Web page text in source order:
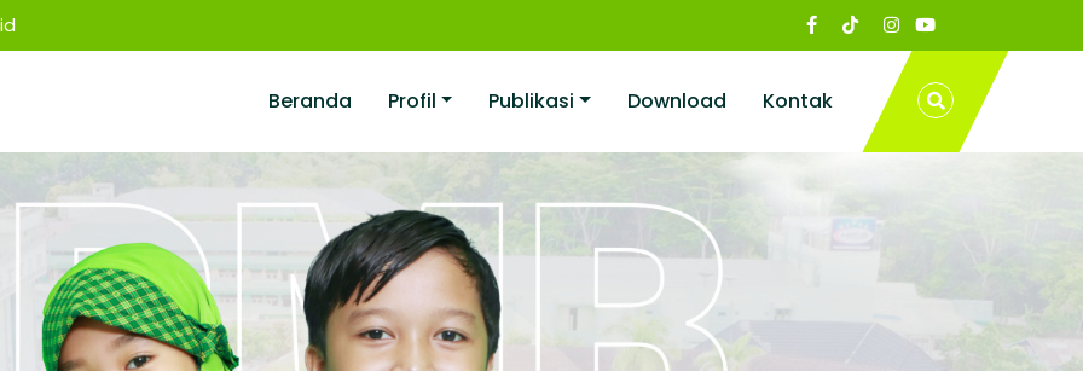
Beranda Profil Publikasi Download Kontak